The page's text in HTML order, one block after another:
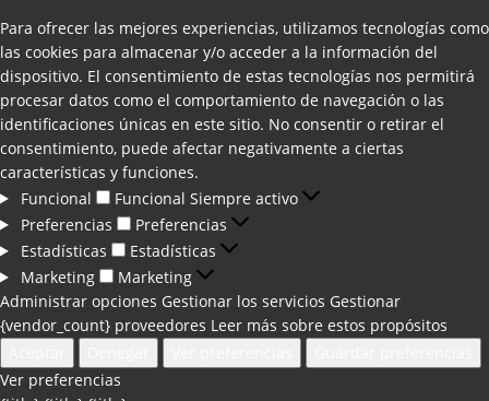
Para ofrecer las mejores experiencias, utilizamos tecnologías como
las cookies para almacenar y/o acceder a la información del
dispositivo. El consentimiento de estas tecnologías nos permitirá
procesar datos como el comportamiento de navegación o las
identificaciones únicas en este sitio. No consentir o retirar el
consentimiento, puede afectar negativamente a ciertas
características y funciones.
Funcional
Funcional Siempre activo
Preferencias
Preferencias
Estadísticas
Estadísticas
Marketing
Marketing
Administrar opciones Gestionar los servicios Gestionar
{vendor_count} proveedores Leer más sobre estos propósitos
Ver preferencias